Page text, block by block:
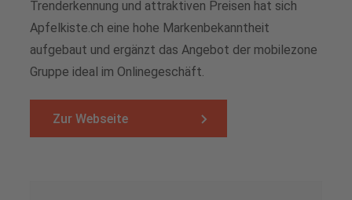
Trenderkennung und attraktiven Preisen hat sich
Apfelkiste.ch eine hohe Markenbekanntheit
aufgebaut und ergänzt das Angebot der mobilezone
Gruppe ideal im Onlinegeschäft.
Zur Webseite